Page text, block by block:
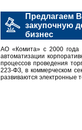
Предлагаем
закупочную
бизнес
АО «Комита» с 2000 года
автоматизации
процессов проведения
223-ФЗ, в коммерческом
развиваются электронные